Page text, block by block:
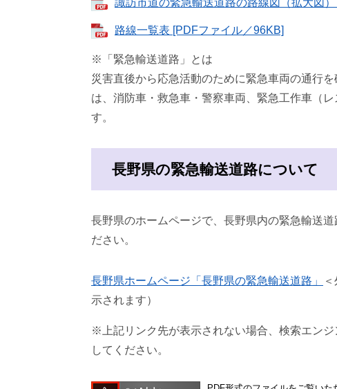
諏訪市道の緊急輸送道路の路線図（拡大図
路線一覧表 [PDFファイル／96KB]
※「緊急輸送道路」とは
災害直後から応急活動のために緊急車両の通行
は、消防車・救急車・警察車両、緊急工作車（
す。
長野県の緊急輸送道路について
長野県のホームページで、長野県内の緊急輸送
ださい。
長野県ホームページ「長野県の緊急輸送道路」
示されます）
※上記リンク先が表示されない場合、検索エン
してください。